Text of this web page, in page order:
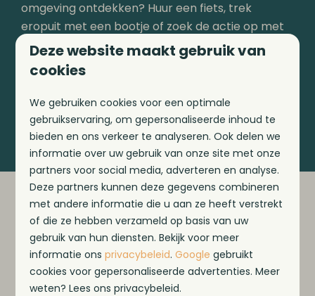
omgeving ontdekken? Huur een fiets, trek
eropuit met een bootje of zoek de actie op met
onze watersportmaterialen. Gegarandeerd een
ontspannen vakantie voor het hele gezelschap!
Boek jouw last minute vakantie >
Ontdek onze faciliteiten
Deze website maakt gebruik van
cookies
We gebruiken cookies voor een optimale
gebruikservaring, om gepersonaliseerde inhoud te
bieden en ons verkeer te analyseren. Ook delen we
informatie over uw gebruik van onze site met onze
partners voor social media, adverteren en analyse.
Deze partners kunnen deze gegevens combineren
met andere informatie die u aan ze heeft verstrekt
of die ze hebben verzameld op basis van uw
gebruik van hun diensten. Bekijk voor meer
informatie onsprivacybeleid.Google gebruikt
cookies voor gepersonaliseerde advertenties. Meer
weten? Lees ons privacybeleid.